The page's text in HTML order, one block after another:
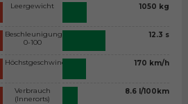
Leergewicht
Beschleunigung
0-100
Höchstgeschwindigkeit
Verbrauch
(Innerorts)
1050 kg
12.3 s
170 km/h
8.6 l/100km